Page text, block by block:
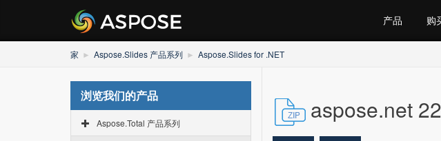
产品 购
家 Aspose.Slides 产品系列 Aspose.Slides for .NET
浏览我们的产品
Aspose.Total 产品系列 aspose.net